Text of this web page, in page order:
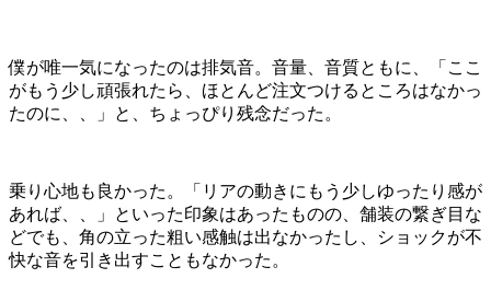
僕が唯一気になったのは排気音。音量、音質ともに、「ここ
がもう少し頑張れたら、ほとんど注文つけるところはなかっ
たのに、、」と、ちょっぴり残念だった。
乗り心地も良かった。「リアの動きにもう少しゆったり感が
あれば、、」といった印象はあったものの、舗装の繋ぎ目な
どでも、角の立った粗い感触は出なかったし、ショックが不
快な音を引き出すこともなかった。